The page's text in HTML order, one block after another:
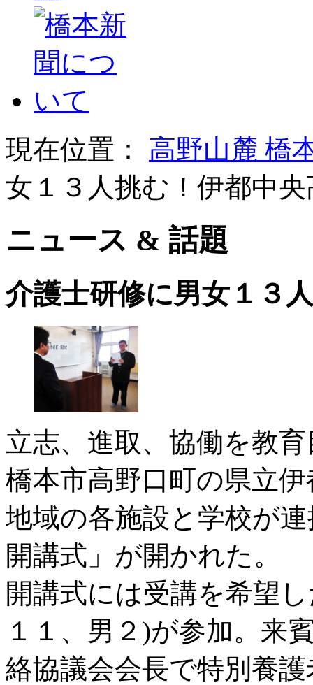
現在位置： 高野山麓 橋
女１３人挑む！伊都中
ニュース & 話題
介護士研修に男女１３
立志、進取、協働を教
橋本市高野口町の県立
地域の各施設と学校が
開講式」が開かれた。
開講式には受講を希望
１１、男２)が参加。来
絡協議会会長で特別養